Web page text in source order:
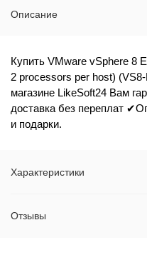
Описание
Купить VMware vSphere 8
2 processors per host)
магазине LikeSoft24 Вам
доставка без переплат
и подарки.
Характеристики
Отзывы